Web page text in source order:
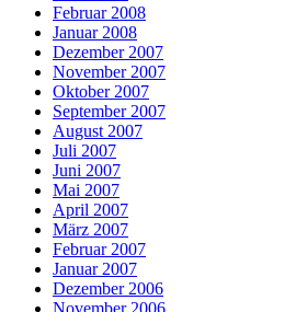
Februar 2008
Januar 2008
Dezember 2007
November 2007
Oktober 2007
September 2007
August 2007
Juli 2007
Juni 2007
Mai 2007
April 2007
März 2007
Februar 2007
Januar 2007
Dezember 2006